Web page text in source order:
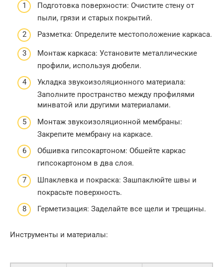
Подготовка поверхности: Очистите стену от
пыли, грязи и старых покрытий.
Разметка: Определите местоположение каркаса.
Монтаж каркаса: Установите металлические
профили, используя дюбели.
Укладка звукоизоляционного материала:
Заполните пространство между профилями
минватой или другими материалами.
Монтаж звукоизоляционной мембраны:
Закрепите мембрану на каркасе.
Обшивка гипсокартоном: Обшейте каркас
гипсокартоном в два слоя.
Шпаклевка и покраска: Зашпаклюйте швы и
покрасьте поверхность.
Герметизация: Заделайте все щели и трещины.
Инструменты и материалы: